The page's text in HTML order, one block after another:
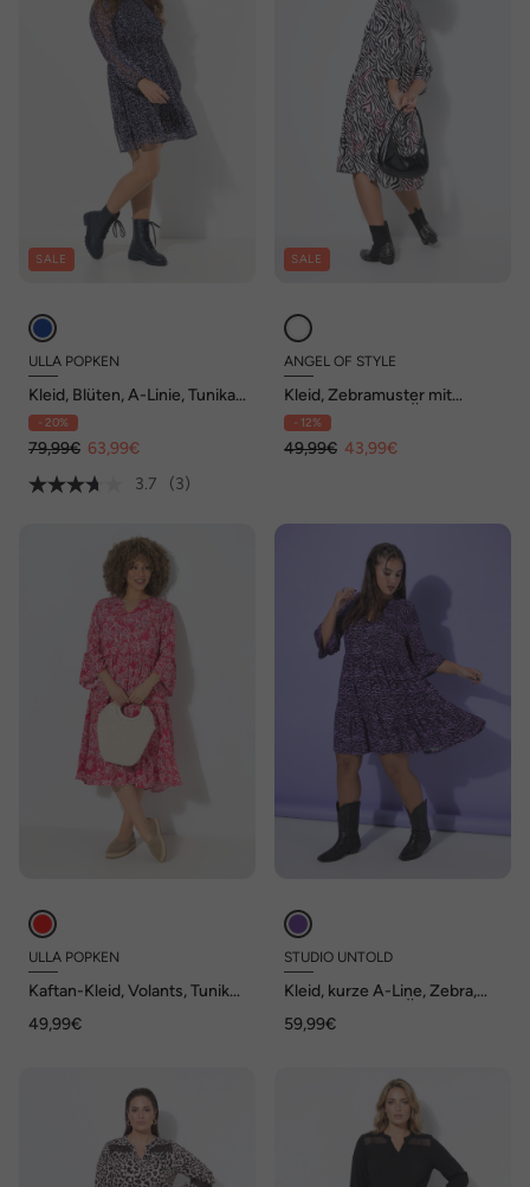
SALE
ULLA POPKEN
Kleid, Blüten, A-Linie, Tunika-
Ausschnitt, Langarm
- 20%
79,99€ 63,99€
3.7
(3)
SALE
ANGEL OF STYLE
Kleid, Zebramuster mit
Neondruck, 3/4-Ärmel,
Volants
- 12%
49,99€ 43,99€
ULLA POPKEN
Kaftan-Kleid, Volants, Tunika-
49,99€
STUDIO UNTOLD
Kleid, kurze A-Line, Zebra,
59,99€